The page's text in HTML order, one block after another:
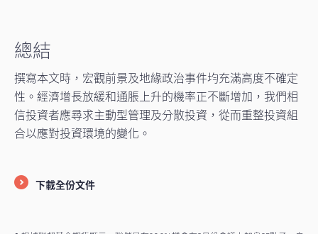
總結
撰寫本文時，宏觀前景及地緣政治事件均充滿高度不確定
性。經濟增長放緩和通脹上升的機率正不斷增加，我們相
信投資者應尋求主動型管理及分散投資，從而重整投資組
合以應對投資環境的變化。
下載全份文件